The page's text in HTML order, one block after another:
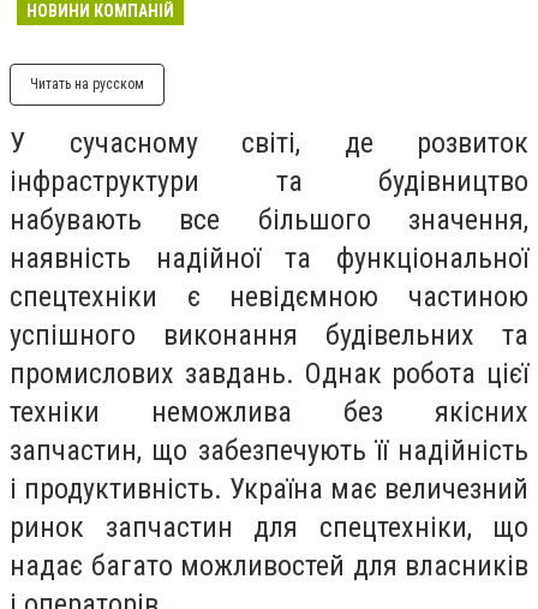
НОВИНИ КОМПАНІЙ
Читать на русском
У сучасному світі, де розвиток
інфраструктури та будівництво
набувають все більшого значення,
наявність надійної та функціональної
спецтехніки є невідємною частиною
успішного виконання будівельних та
промислових завдань. Однак робота цієї
техніки неможлива без якісних
запчастин, що забезпечують її надійність
і продуктивність. Україна має величезний
ринок запчастин для спецтехніки, що
надає багато можливостей для власників